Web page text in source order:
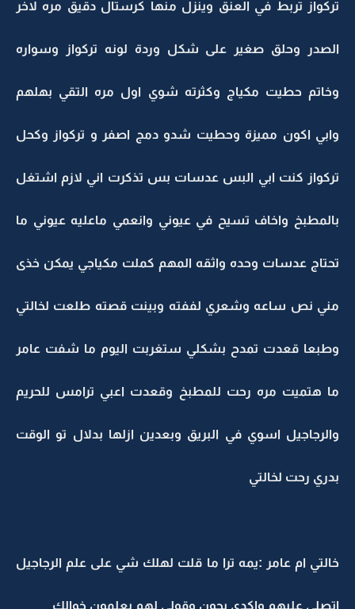
تركواز تربط في العنق وينزل منها كرستال دقيق مره لاخر
الصدر وحلق صغير على شكل وردة لونه تركواز وسواره
وخاتم حطيت مكياج وكثرته شوي اول مره التقي بهلهم
وابي اكون مميزة وحطيت شدو دمج اصفر و تركواز وكحل
تركواز كنت ابي البس عدسات بس تذكرت اني لازم اشتغل
بالمطبخ واخاف تسيح في عيوني وانعمي ماعليه عيوني ما
تحتاج عدسات وحده واثقه المهم كملت مكياجي يمكن خذى
مني نص ساعه وشعري لففته وبينت قصته طلعت لخالتي
وطبعا قعدت تمدح بشكلي ستغربت اليوم ما شفت عامر
ما هتميت مره رحت للمطبخ وقعدت اعبي ترامس للحريم
والرجاجيل اسوي في البريق وبعدين ازلها بدلال تو الوقت
بدري رحت لخالتي
خالتي ام عامر :يمه ترا ما قلت لهلك شي على علم الرجاجيل
اتصلي عليهم واكدي يجون وقولي لهم يعلمون خوالك